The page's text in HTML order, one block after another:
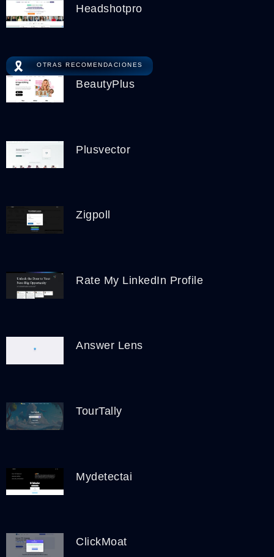
Headshotpro
🎗️ OTRAS RECOMENDACIONES
BeautyPlus
Plusvector
Zigpoll
Rate My LinkedIn Profile
Answer Lens
TourTally
Mydetectai
ClickMoat